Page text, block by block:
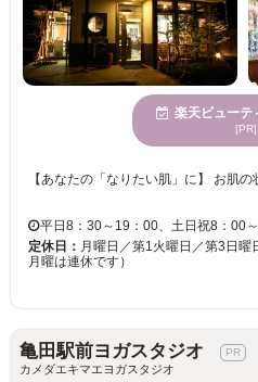
楽天ビューテ
[PR]
平日8：30～19：00、土日祝8：00
定休日： 月曜日／第1火曜日／第3日曜
月曜は連休です）
亀田駅前ヨガスタジオ
カメダエキマエヨガスタジオ